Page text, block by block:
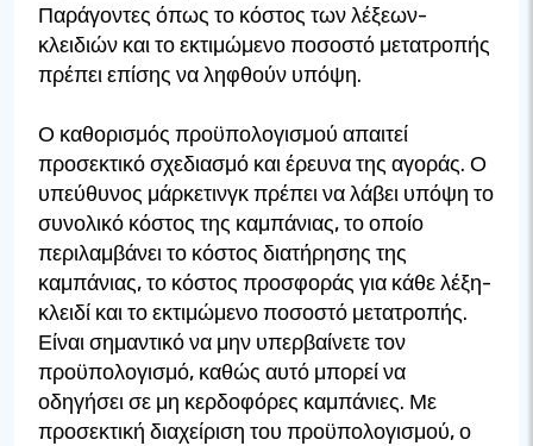
Παράγοντες όπως το κόστος των λέξεων-
κλειδιών και το εκτιμώμενο ποσοστό μετατροπής
πρέπει επίσης να ληφθούν υπόψη.
Ο καθορισμός προϋπολογισμού απαιτεί
προσεκτικό σχεδιασμό και έρευνα της αγοράς. Ο
υπεύθυνος μάρκετινγκ πρέπει να λάβει υπόψη το
συνολικό κόστος της καμπάνιας, το οποίο
περιλαμβάνει το κόστος διατήρησης της
καμπάνιας, το κόστος προσφοράς για κάθε λέξη-
κλειδί και το εκτιμώμενο ποσοστό μετατροπής.
Είναι σημαντικό να μην υπερβαίνετε τον
προϋπολογισμό, καθώς αυτό μπορεί να
οδηγήσει σε μη κερδοφόρες καμπάνιες. Με
προσεκτική διαχείριση του προϋπολογισμού, ο